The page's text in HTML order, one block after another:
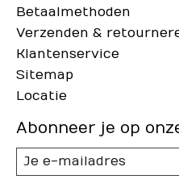
Betaalmethoden
Verzenden &
Klantenservice
Sitemap
Locatie
Abonneer je op